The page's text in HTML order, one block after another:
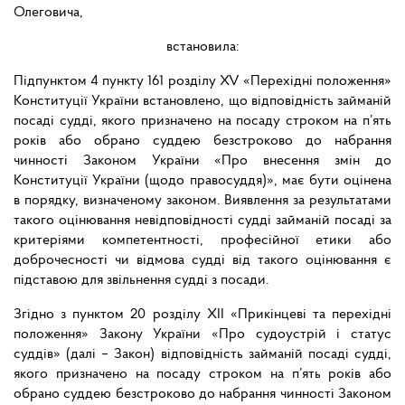
Олеговича,
встановила:
Підпунктом 4 пункту 161 розділу XV «Перехідні положення»
Конституції України встановлено, що відповідність займаній
посаді судді, якого призначено на посаду строком на п’ять
років або обрано суддею безстроково до набрання
чинності Законом України «Про внесення змін до
Конституції України (щодо правосуддя)», має бути оцінена
в порядку, визначеному законом. Виявлення за результатами
такого оцінювання невідповідності судді займаній посаді за
критеріями компетентності, професійної етики або
доброчесності чи відмова судді від такого оцінювання є
підставою для звільнення судді з посади.
Згідно з пунктом 20 розділу XII «Прикінцеві та перехідні
положення» Закону України «Про судоустрій і статус
суддів» (далі – Закон) відповідність займаній посаді судді,
якого призначено на посаду строком на п’ять років або
обрано суддею безстроково до набрання чинності Законом